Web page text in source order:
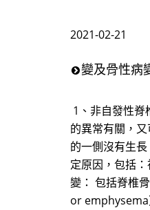
2021-02-21
變及骨性病
1、非自發性
的異常有關，
的一側沒有生
定原因，包括
變： 包括脊椎
or emphysema